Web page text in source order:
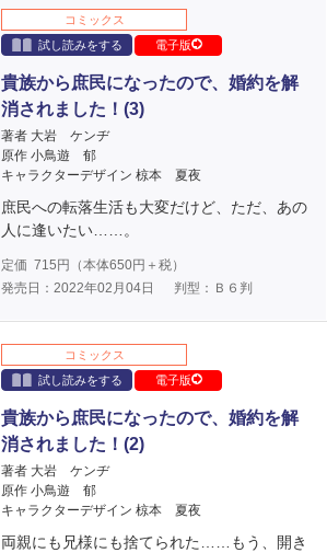
コミックス
試し読みをする
電子版
貴族から庶民になったので、婚約を解
消されました！(3)
著者 大岩 ケンヂ
原作 小鳥遊 郁
キャラクターデザイン 椋本 夏夜
庶民への転落生活も大変だけど、ただ、あの
人に逢いたい……。
定価 715 円（本体650円＋税）
発売日：2022年02月04日
判型：Ｂ６判
コミックス
試し読みをする
電子版
貴族から庶民になったので、婚約を解
消されました！(2)
著者 大岩 ケンヂ
原作 小鳥遊 郁
キャラクターデザイン 椋本 夏夜
両親にも兄様にも捨てられた……もう、開き